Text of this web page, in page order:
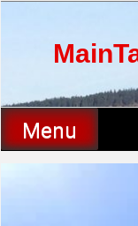
Menu